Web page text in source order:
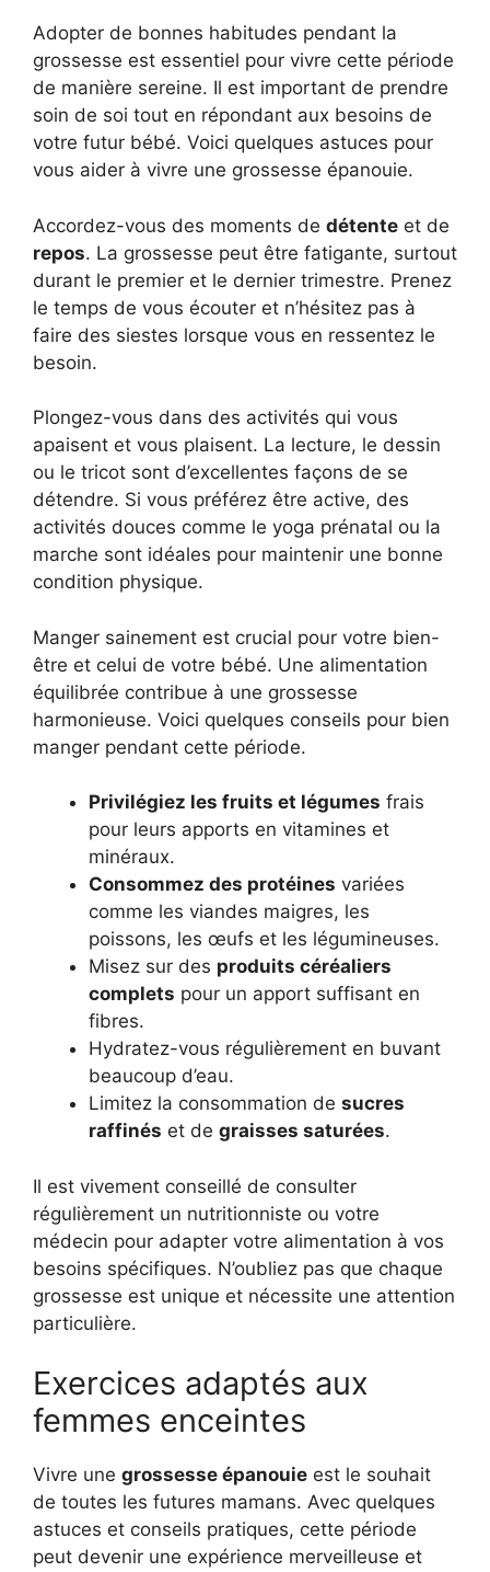
Adopter de bonnes habitudes pendant la
grossesse est essentiel pour vivre cette période
de manière sereine. Il est important de prendre
soin de soi tout en répondant aux besoins de
votre futur bébé. Voici quelques astuces pour
vous aider à vivre une grossesse épanouie.
Accordez-vous des moments de détente et de
repos. La grossesse peut être fatigante, surtout
durant le premier et le dernier trimestre. Prenez
le temps de vous écouter et n’hésitez pas à
faire des siestes lorsque vous en ressentez le
besoin.
Plongez-vous dans des activités qui vous
apaisent et vous plaisent. La lecture, le dessin
ou le tricot sont d’excellentes façons de se
détendre. Si vous préférez être active, des
activités douces comme le yoga prénatal ou la
marche sont idéales pour maintenir une bonne
condition physique.
Manger sainement est crucial pour votre bien-
être et celui de votre bébé. Une alimentation
équilibrée contribue à une grossesse
harmonieuse. Voici quelques conseils pour bien
manger pendant cette période.
Privilégiez les fruits et légumes frais
pour leurs apports en vitamines et
minéraux.
Consommez des protéines variées
comme les viandes maigres, les
poissons, les œufs et les légumineuses.
Misez sur des produits céréaliers
complets pour un apport suffisant en
fibres.
Hydratez-vous régulièrement en buvant
beaucoup d’eau.
Limitez la consommation de sucres
raffinés et de graisses saturées.
Il est vivement conseillé de consulter
régulièrement un nutritionniste ou votre
médecin pour adapter votre alimentation à vos
besoins spécifiques. N’oubliez pas que chaque
grossesse est unique et nécessite une attention
particulière.
Exercices adaptés aux
femmes enceintes
Vivre une grossesse épanouie est le souhait
de toutes les futures mamans. Avec quelques
astuces et conseils pratiques, cette période
peut devenir une expérience merveilleuse et